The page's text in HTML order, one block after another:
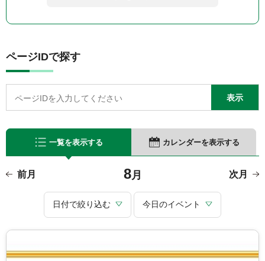
ページIDで探す
一覧を表示する カレンダーを表示する
前月 8月
日付で絞り込む 今日のイベント
次月